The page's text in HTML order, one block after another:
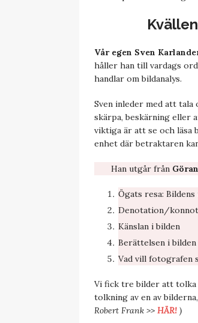
Vår egen Sven
håller han till vardags
handlar om bildanalys.
Sven inleder med att
skärpa, beskärning eller
viktiga är att se och läsa
enhet där betraktaren
Han utgår från
Ögats resa:
Denotation/
Känslan i bilden
Berättelsen i bilden
Vad vill fotografen
Vi fick tre bilder att tolka
tolkning av en av
Robert Frank >> HÄR! )